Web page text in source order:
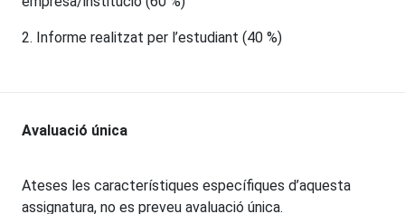
2. Informe realitzat per l’estudiant (40 %)
Avaluació única
Ateses les característiques específiques d’aquesta
assignatura, no es preveu avaluació única.